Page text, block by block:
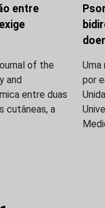
entre
of the
and
entre duas
cutâneas, a
Uma
por